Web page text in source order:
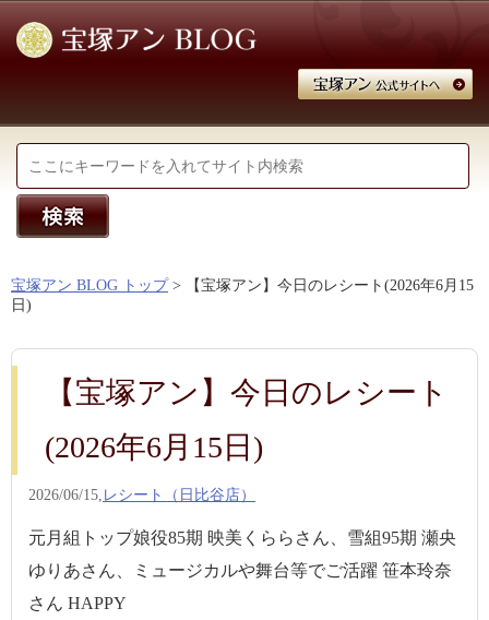
宝塚アン BLOG トップ > 【宝塚アン】今日のレシート(2026年6月15
日)
【宝塚アン】今日のレシート
(2026年6月15日)
2026/06/15, レシート（日比谷店）
元月組トップ娘役85期 映美くららさん、雪組95期 瀬央
ゆりあさん、ミュージカルや舞台等でご活躍 笹本玲奈
さん HAPPY